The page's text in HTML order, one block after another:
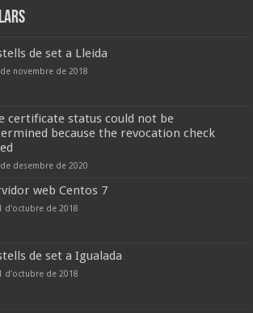
de set a Lleida
novembre de 2018
certificate status could not be
because the revocation check
desembre de 2020
web Centos 7
d'octubre de 2018
de set a Igualada
d'octubre de 2018